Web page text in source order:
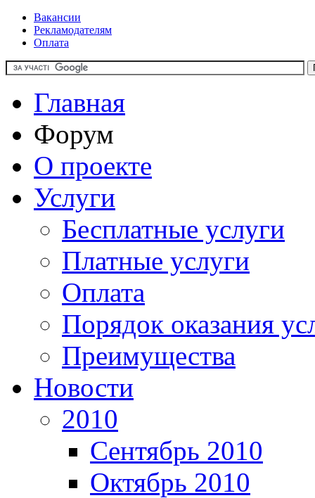
Вакансии
Рекламодателям
Оплата
Главная
Форум
О проекте
Услуги
Бесплатные услуги
Платные услуги
Оплата
Порядок оказания
Преимущества
Новости
2010
Сентябрь 2010
Октябрь 2010